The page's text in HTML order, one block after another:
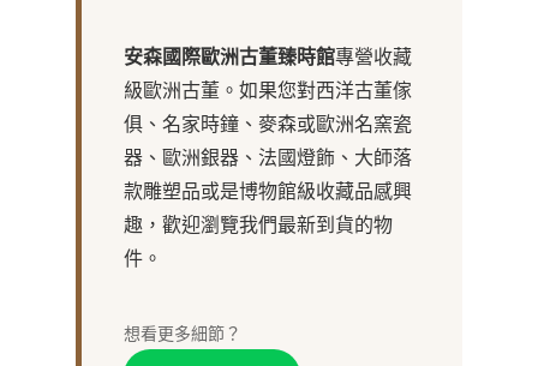
安森國際歐洲古董臻時館專營收藏
級歐洲古董。如果您對西洋古董傢
俱、名家時鐘、麥森或歐洲名窯瓷
器、歐洲銀器、法國燈飾、大師落
款雕塑品或是博物館級收藏品感興
趣，歡迎瀏覽我們最新到貨的物
件。
想看更多細節？